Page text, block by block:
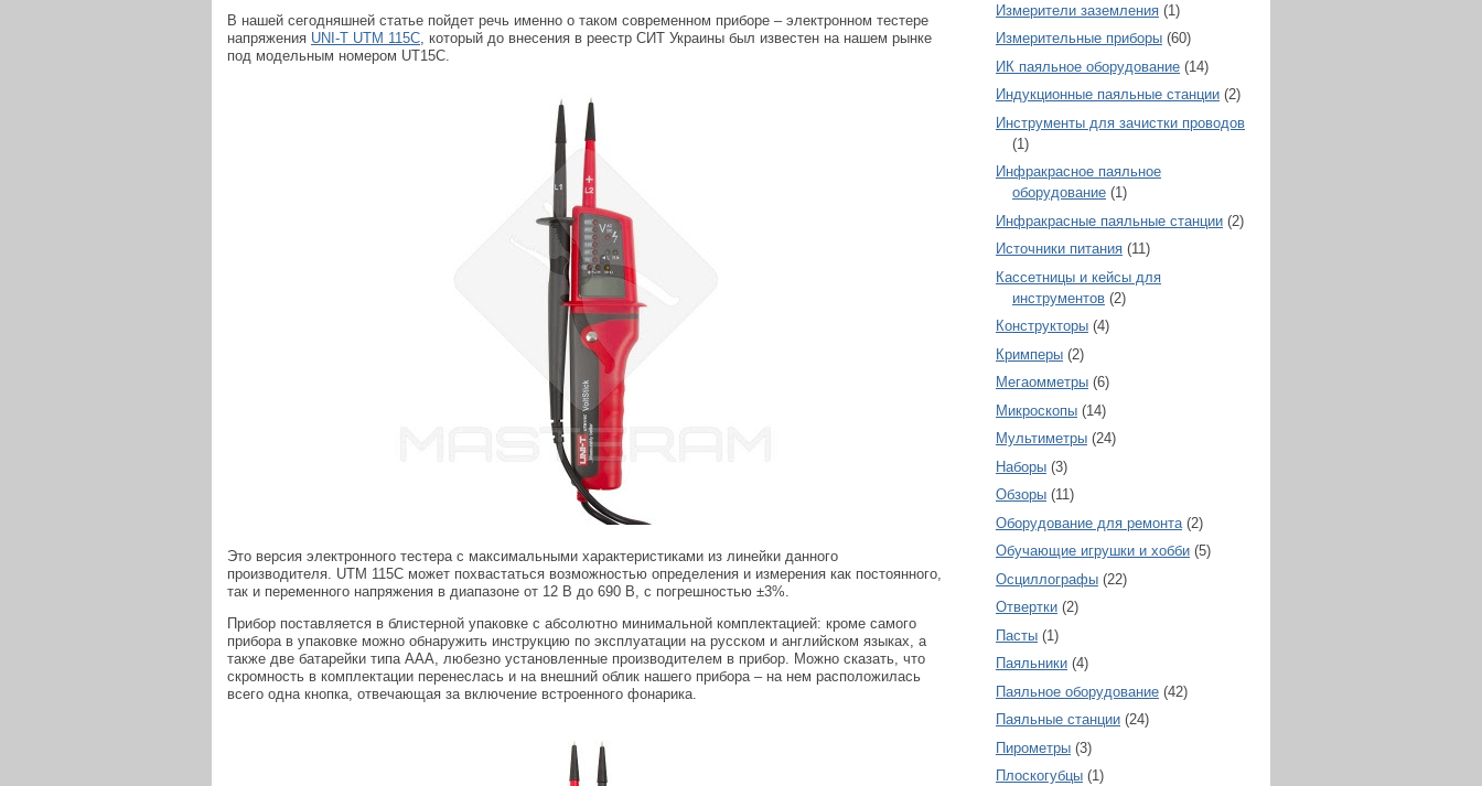
В нашей сегодняшней статье пойдет речь именно о таком современном приборе – электронном тестере
напряжения UNI-T UTM 115C, который до внесения в реестр СИТ Украины был известен на нашем рынке
под модельным номером UT15C.
Это версия электронного тестера с максимальными характеристиками из линейки данного
производителя. UTM 115C может похвастаться возможностью определения и измерения как постоянного,
так и переменного напряжения в диапазоне от 12 В до 690 В, с погрешностью ±3%.
Прибор поставляется в блистерной упаковке с абсолютно минимальной комплектацией: кроме самого
прибора в упаковке можно обнаружить инструкцию по эксплуатации на русском и английском языках, а
также две батарейки типа ААА, любезно установленные производителем в прибор. Можно сказать, что
скромность в комплектации перенеслась и на внешний облик нашего прибора – на нем расположилась
всего одна кнопка, отвечающая за включение встроенного фонарика.
Измерители заземления (1)
Измерительные приборы (60)
ИК паяльное оборудование (14)
Индукционные паяльные станции (2)
Инструменты для зачистки проводов
(1)
Инфракрасное паяльное
оборудование (1)
Инфракрасные паяльные станции (2)
Источники питания (11)
Кассетницы и кейсы для
инструментов (2)
Конструкторы (4)
Кримперы (2)
Мегаомметры (6)
Микроскопы (14)
Мультиметры (24)
Наборы (3)
Обзоры (11)
Оборудование для ремонта (2)
Обучающие игрушки и хобби (5)
Осциллографы (22)
Отвертки (2)
Пасты (1)
Паяльники (4)
Паяльное оборудование (42)
Паяльные станции (24)
Пирометры (3)
Плоскогубцы (1)